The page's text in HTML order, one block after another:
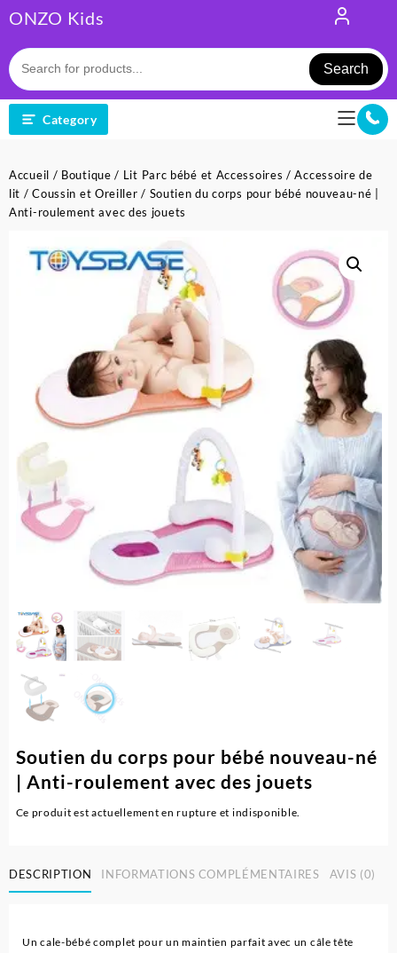
to
content
ONZO Kids
Search
Category
Accueil / Boutique / Lit Parc bébé et Accessoires /Accessoire de
lit /Coussin et Oreiller / Soutien du corps pour bébé nouveau-né |
Anti-roulement avec des jouets
Soutien du corps pour bébé nouveau-né
| Anti-roulement avec des jouets
Ce produit est actuellement en rupture et indisponible.
DESCRIPTION INFORMATIONS COMPLÉMENTAIRES AVIS (0)
Un cale-bébé complet pour un maintien parfait avec un câle tête